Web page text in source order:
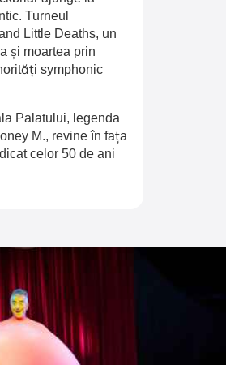
Turneul
Little Deaths, un
și moartea prin
symphonic
Palatului, legenda
M., revine în fața
celor 50 de ani